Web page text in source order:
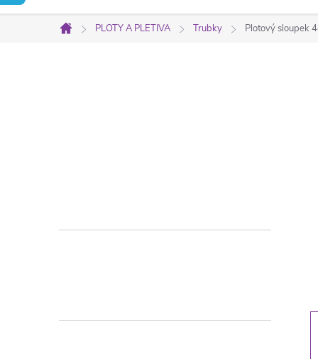
Domů
PLOTY A PLETIVA Trubky Plotový sloupek
r